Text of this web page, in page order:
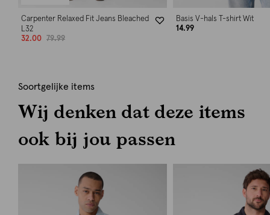
Carpenter Relaxed Fit Jeans Bleached
L32
32.00
79.99
Basis V-hals T-shirt Wit
14.99
Soortgelijke items
Wij denken dat deze items
ook bij jou passen